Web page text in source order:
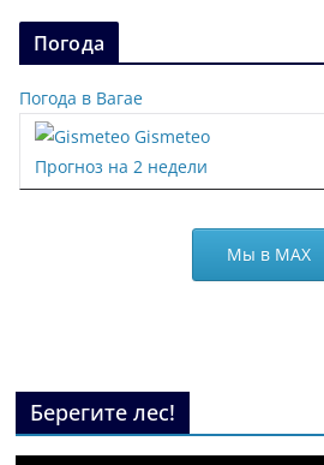
Погода
Погода в Вагае
Gismeteo
Прогноз на 2 недели
Мы в МАХ
Берегите лес!